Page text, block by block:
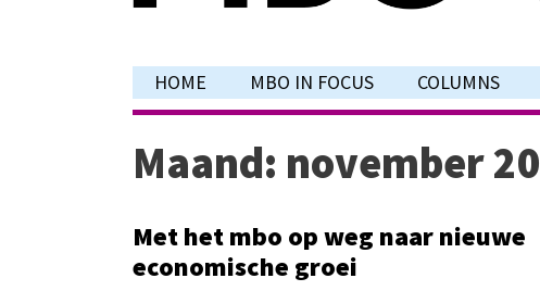
HOME MBO IN FOCUS COLUMNS
Maand: november
Met het mbo op weg naar nieuwe
economische groei